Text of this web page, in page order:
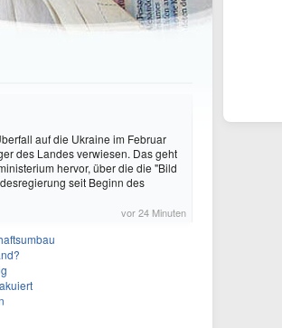
auf die Ukraine im Februar
des Landes verwiesen. Das geht
hervor, über die die "Bild
seit Beginn des
vor 24 Minuten